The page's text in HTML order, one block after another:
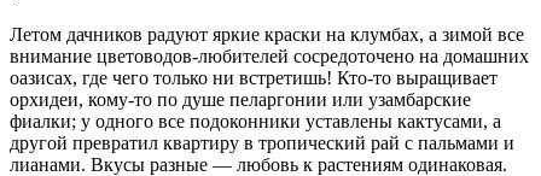
Летом дачников радуют яркие краски на клумбах, а зимой все
внимание цветоводов-любителей сосредоточено на домашних
оазисах, где чего только ни встретишь! Кто-то выращивает
орхидеи, кому-то по душе пеларгонии или узамбарские
фиалки; у одного все подоконники уставлены кактусами, а
другой превратил квартиру в тропический рай с пальмами и
лианами. Вкусы разные — любовь к растениям одинаковая.